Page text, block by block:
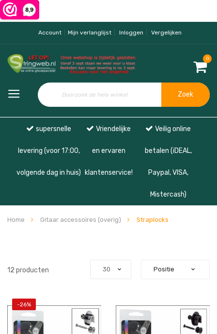
Account Mijn verlanglijst Inloggen Vergelijken
0
Zoek
supersnelle
levering (voor 17:00,
volgende dag in huis)
Vriendelijke
en ervaren
klantenservice!
Veilig online
betalen (iDEAL,
Paypal, VISA,
Mistercash)
Home Gitaar accessoires (overig) Straplocks
12 producten
-26%